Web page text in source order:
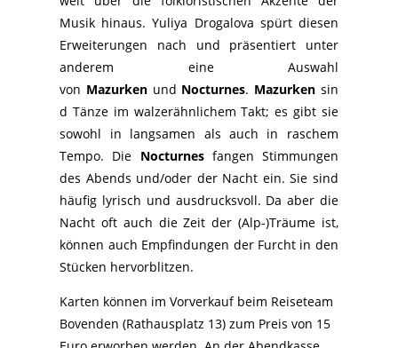
Musik hinaus. Yuliya Drogalova spürt diesen
Erweiterungen nach und präsentiert unter
anderem eine Auswahl
von Mazurken und Nocturnes. Mazurken sin
d Tänze im walzerähnlichem Takt; es gibt sie
sowohl in langsamen als auch in raschem
Tempo. Die Nocturnes fangen Stimmungen
des Abends und/oder der Nacht ein. Sie sind
häufig lyrisch und ausdrucksvoll. Da aber die
Nacht oft auch die Zeit der (Alp-)Träume ist,
können auch Empfindungen der Furcht in den
Stücken hervorblitzen.
Karten können im Vorverkauf beim Reiseteam
Bovenden (Rathausplatz 13) zum Preis von 15